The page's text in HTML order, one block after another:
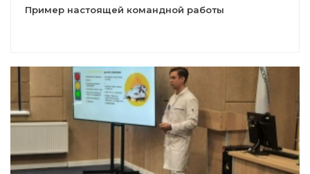
Пример настоящей командной работы